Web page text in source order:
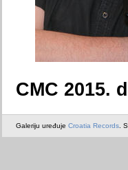
CMC 2015.
Galeriju uređuje Croatia Records .